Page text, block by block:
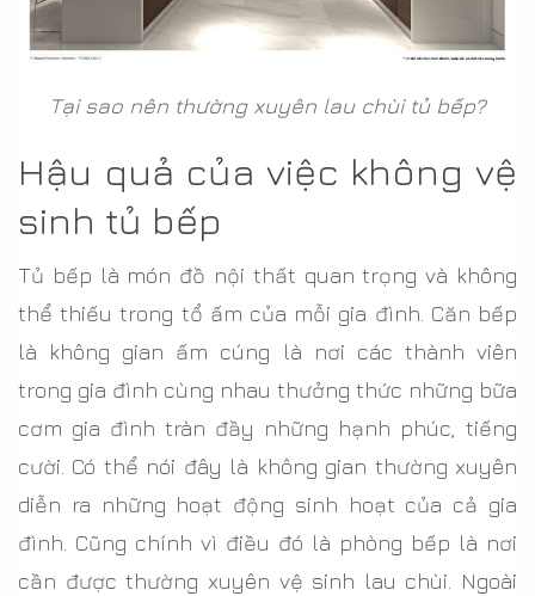
Tại sao nên thường xuyên lau chùi tủ bếp?
Hậu quả của việc không vệ
sinh tủ bếp
Tủ bếp là món đồ nội thất quan trọng và không
thể thiếu trong tổ ấm của mỗi gia đình. Căn bếp
là không gian ấm cúng là nơi các thành viên
trong gia đình cùng nhau thưởng thức những bữa
cơm gia đình tràn đầy những hạnh phúc, tiếng
cười. Có thể nói đây là không gian thường xuyên
diễn ra những hoạt động sinh hoạt của cả gia
đình. Cũng chính vì điều đó là phòng bếp là nơi
cần được thường xuyên vệ sinh lau chùi. Ngoài